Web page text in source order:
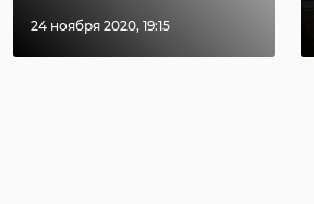
24 ноября 2020, 19:15